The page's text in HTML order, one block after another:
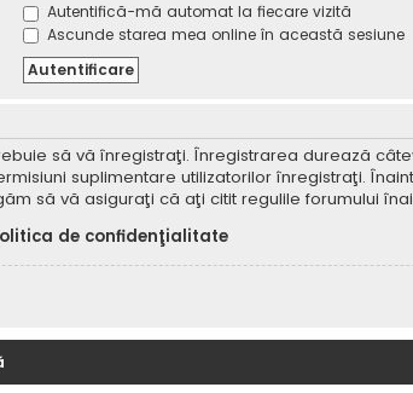
Autentifică-mă automat la fiecare vizită
Ascunde starea mea online în această sesiune
să vă înregistraţi. Înregistrarea durează
suplimentare utilizatorilor înregistraţi.
să vă asiguraţi că aţi citit regulile forumului
de confidenţialitate